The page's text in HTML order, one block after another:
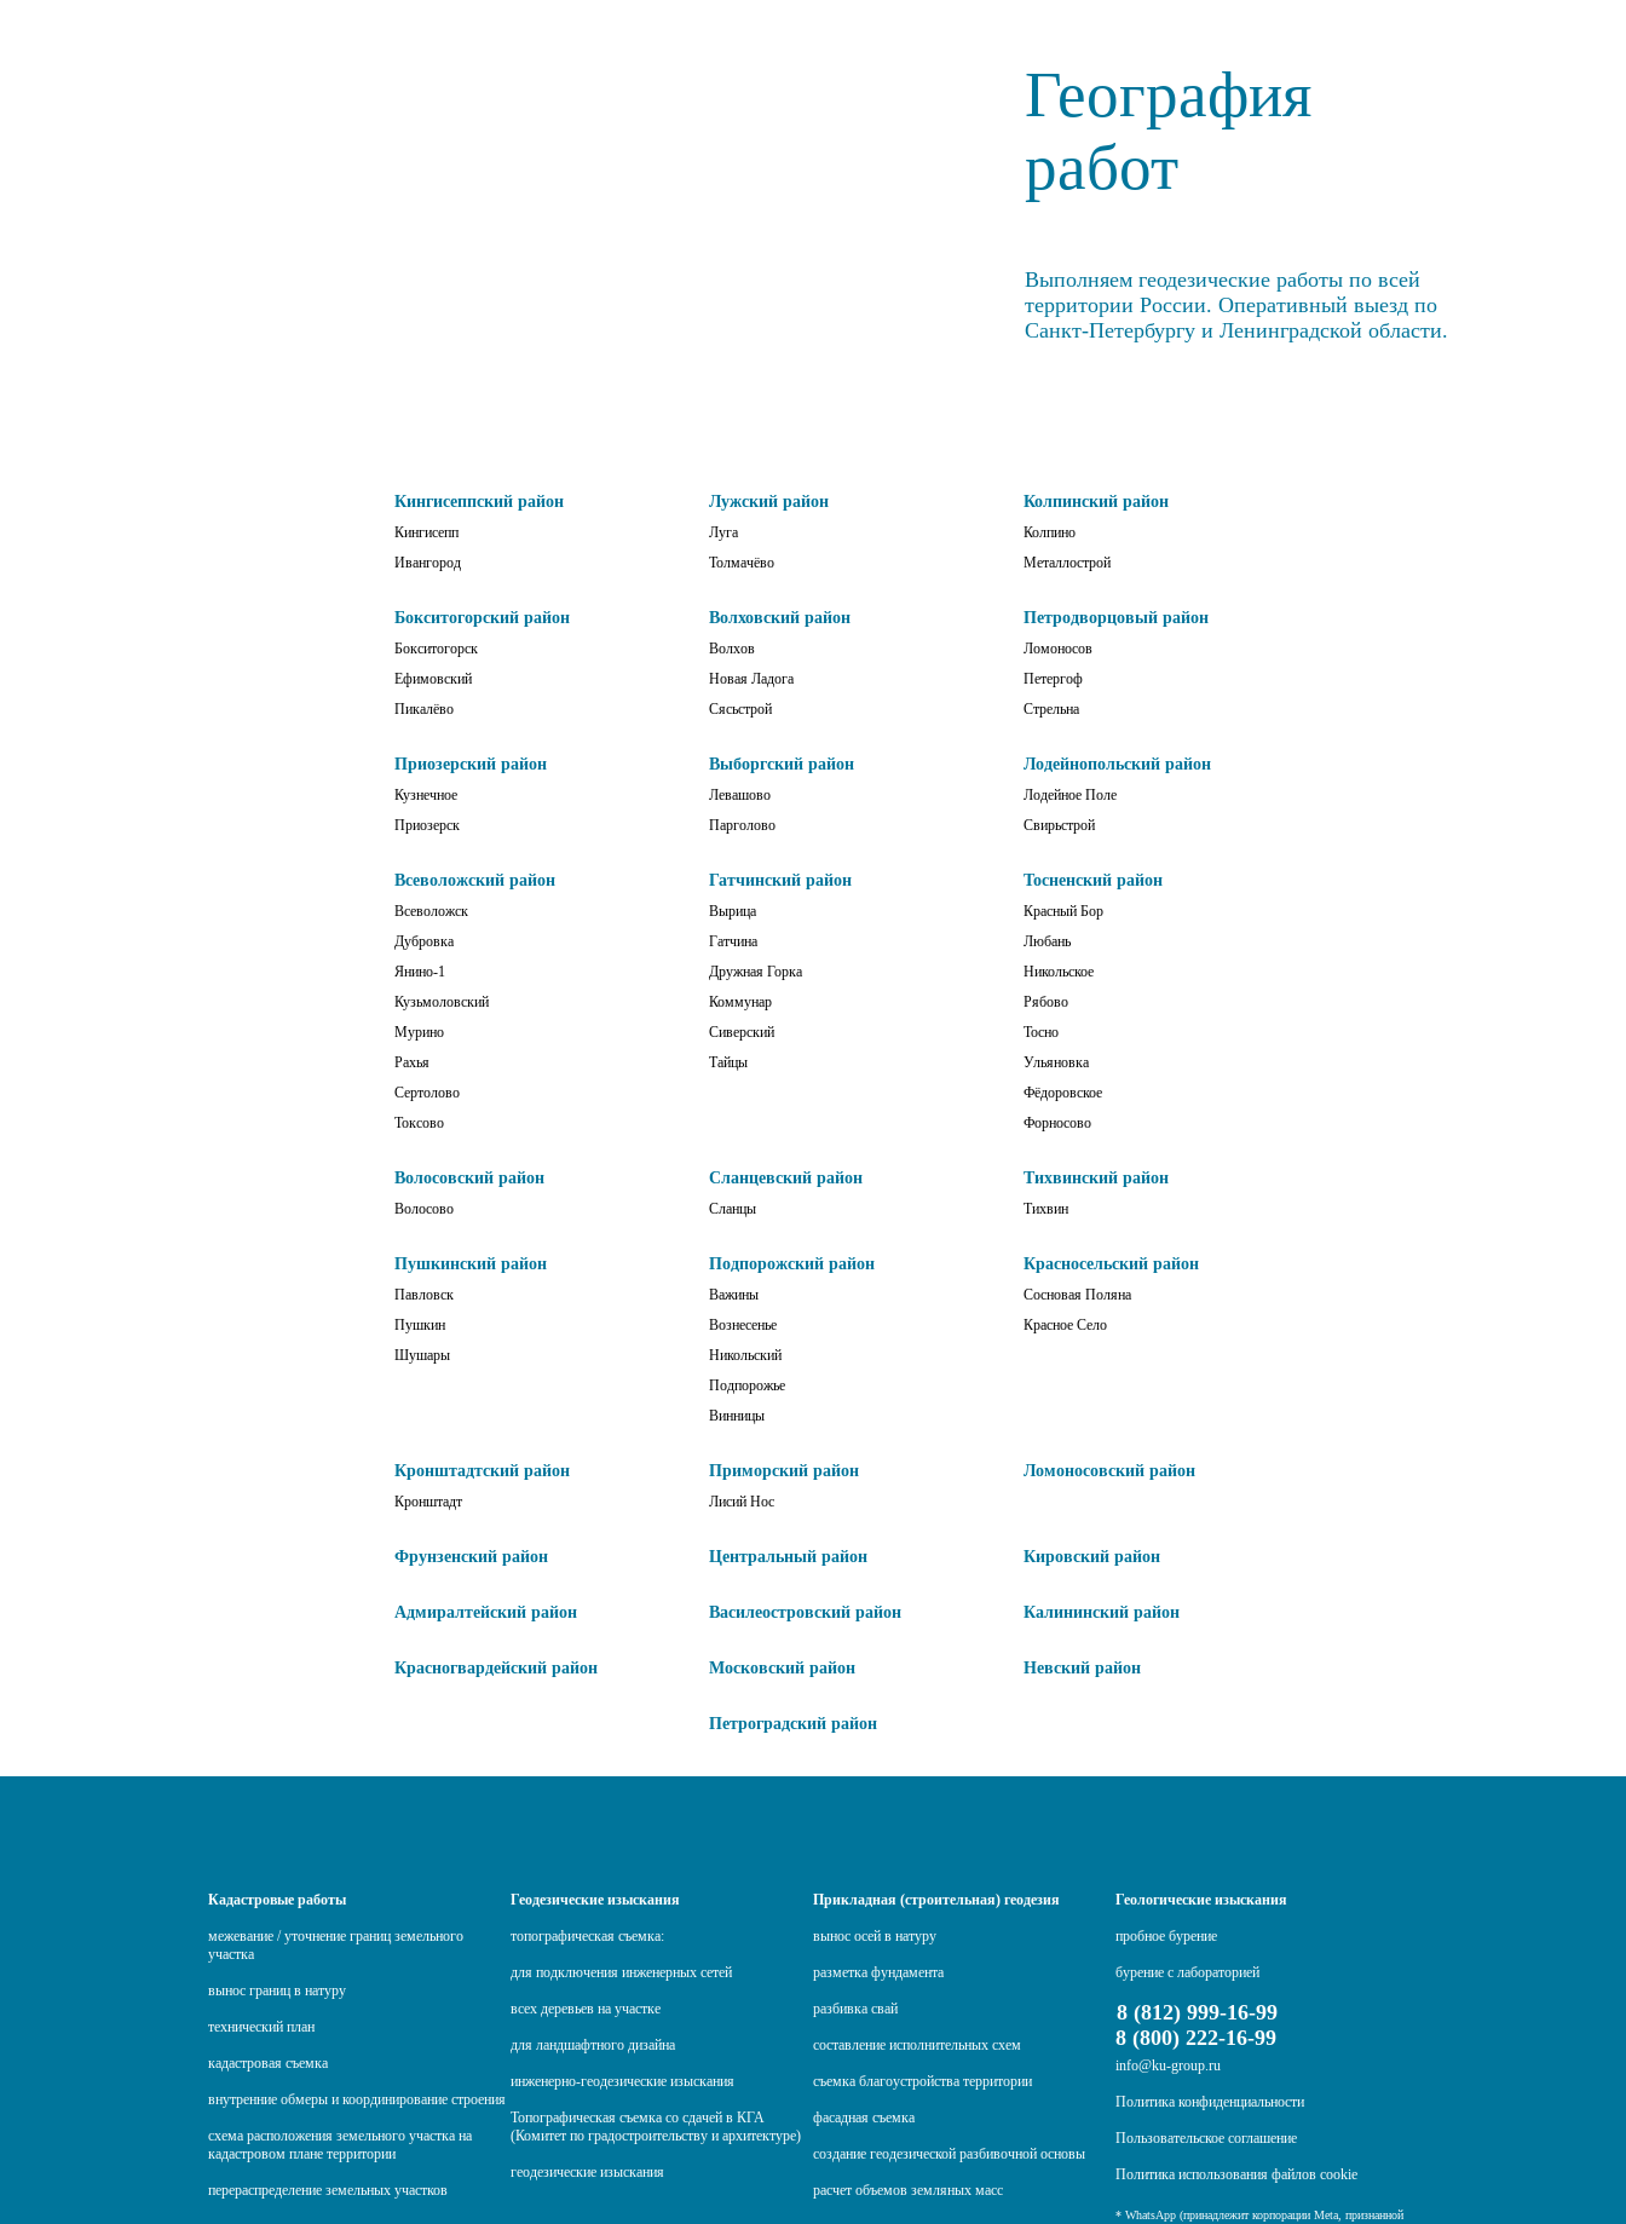
География
работ
Выполняем геодезические работы по всей
территории России. Оперативный выезд по
Санкт-Петербургу и Ленинградской области.
Кингисеппский район
Кингисепп
Ивангород
Лужский район
Луга
Толмачёво
Колпинский район
Колпино
Металлострой
Бокситогорский район
Бокситогорск
Ефимовский
Пикалёво
Волховский район
Волхов
Новая Ладога
Сясьстрой
Петродворцовый район
Ломоносов
Петергоф
Стрельна
Приозерский район
Кузнечное
Приозерск
Выборгский район
Левашово
Парголово
Лодейнопольский район
Лодейное Поле
Свирьстрой
Всеволожский район
Всеволожск
Дубровка
Янино-1
Кузьмоловский
Мурино
Рахья
Сертолово
Токсово
Гатчинский район
Вырица
Гатчина
Дружная Горка
Коммунар
Сиверский
Тайцы
Тосненский район
Красный Бор
Любань
Никольское
Рябово
Тосно
Ульяновка
Фёдоровское
Форносово
Волосовский район
Волосово
Сланцевский район
Сланцы
Тихвинский район
Тихвин
Пушкинский район
Павловск
Пушкин
Шушары
Подпорожский район
Важины
Вознесенье
Никольский
Подпорожье
Винницы
Красносельский район
Сосновая Поляна
Красное Село
Кронштадтский район
Кронштадт
Приморский район
Лисий Нос
Ломоносовский район
Фрунзенский район Центральный район Кировский район
Адмиралтейский район Василеостровский район Калининский район
Красногвардейский район Московский район Невский район
Петроградский район
Кадастровые работы
межевание / уточнение границ земельного
участка
вынос границ в натуру
технический план
кадастровая съемка
внутренние обмеры и координирование строения
схема расположения земельного участка на
кадастровом плане территории
перераспределение земельных участков
Геодезические изыскания
топографическая съемка:
для подключения инженерных сетей
всех деревьев на участке
для ландшафтного дизайна
инженерно-геодезические изыскания
Топографическая съемка со сдачей в КГА
(Комитет по градостроительству и архитектуре)
геодезические изыскания
Прикладная (строительная) геодезия
вынос осей в натуру
разметка фундамента
разбивка свай
составление исполнительных схем
съемка благоустройства территории
фасадная съемка
создание геодезической разбивочной основы
расчет объемов земляных масс
Геологические изыскания
пробное бурение
бурение с лабораторией
8 (812) 999-16-99
8 (800) 222-16-99
info@ku-group.ru
Политика конфиденциальности
Пользовательское соглашение
Политика использования файлов cookie
* WhatsApp (принадлежит корпорации Meta, признанной